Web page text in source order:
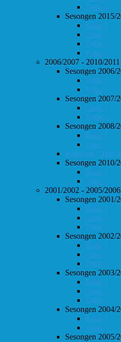
Follo 4
Sesongen 2015/
Follo 1
Follo 2
Follo 3
Follo 4
2006/2007 - 2010/2011
Sesongen 2006/
Follo 1
Follo 2
Sesongen 2007/
Follo 1
Follo 2
Sesongen 2008/
Follo 1
Follo 2
Sesongen 2009/
Sesongen 2010/
Follo 1
Follo 2
2001/2002 - 2005/2006
Sesongen 2001/
Follo 1
Follo 2
Follo 3
Sesongen 2002/
Follo 1
Follo 2
Follo 3
Sesongen 2003/
Follo 1
Follo 2
Follo 3
Sesongen 2004/
Follo 1
Follo 2
Sesongen 2005/